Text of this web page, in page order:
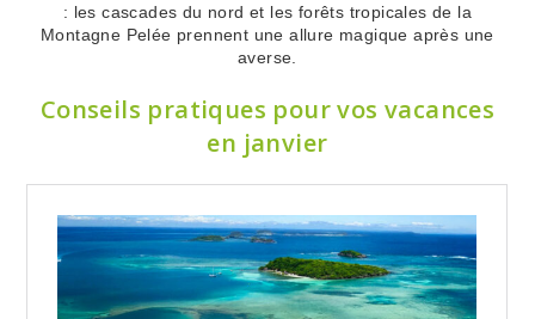
: les cascades du nord et les forêts tropicales de la
Montagne Pelée prennent une allure magique après une
averse.
Conseils pratiques pour vos vacances
en janvier